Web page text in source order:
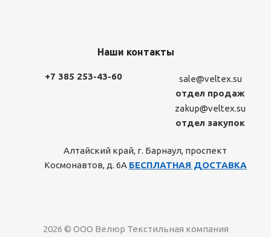
Наши контакты
+7 385 253-43-60
sale@veltex.su
отдел продаж
zakup@veltex.su
отдел закупок
Алтайский край, г. Барнаул, проспект
Космонавтов, д. 6А БЕСПЛАТНАЯ ДОСТАВКА
2026 © ООО Велюр Текстильная компания